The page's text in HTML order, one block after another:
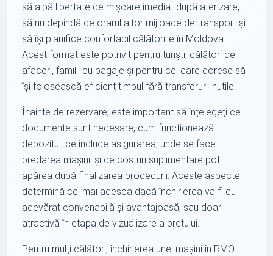
să aibă libertate de mișcare imediat după aterizare,
să nu depindă de orarul altor mijloace de transport și
să își planifice confortabil călătoriile în Moldova.
Acest format este potrivit pentru turiști, călători de
afaceri, familii cu bagaje și pentru cei care doresc să
își folosească eficient timpul fără transferuri inutile.
Înainte de rezervare, este important să înțelegeți ce
documente sunt necesare, cum funcționează
depozitul, ce include asigurarea, unde se face
predarea mașinii și ce costuri suplimentare pot
apărea după finalizarea procedurii. Aceste aspecte
determină cel mai adesea dacă închirierea va fi cu
adevărat convenabilă și avantajoasă, sau doar
atractivă în etapa de vizualizare a prețului.
Pentru mulți călători, închirierea unei mașini în RMO